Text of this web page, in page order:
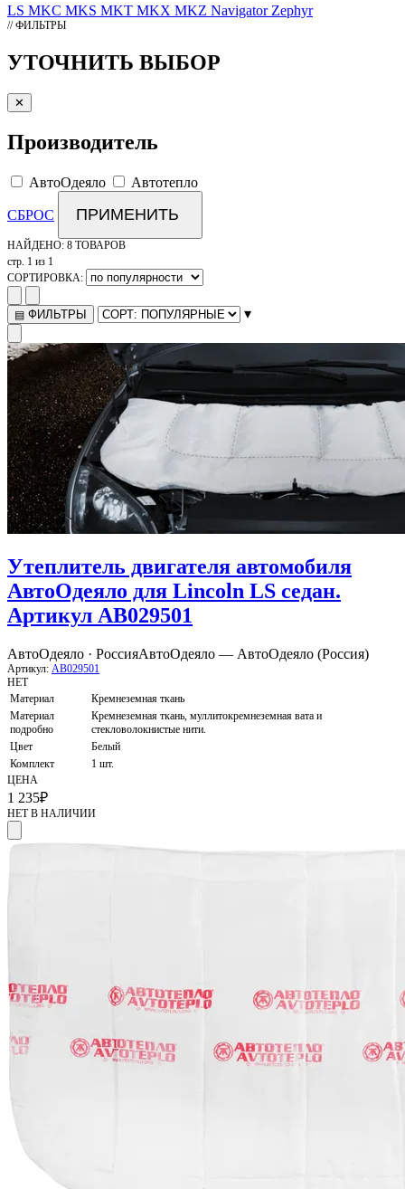
LS MKC MKS MKT MKX MKZ Navigator Zephyr
// ФИЛЬТРЫ
УТОЧНИТЬ ВЫБОР
✕
Производитель
АвтоОдеяло Автотепло
СБРОС ПРИМЕНИТЬ
НАЙДЕНО: 8 ТОВАРОВ
стр. 1 из 1
СОРТИРОВКА:
▤ ФИЛЬТРЫ ▾
Утеплитель двигателя автомобиля
АвтоОдеяло для Lincoln LS седан.
Артикул AB029501
АвтоОдеяло · РоссияАвтоОдеяло — АвтоОдеяло (Россия)
Артикул: AB029501
НЕТ
Материал
Кремнеземная ткань
Материал
подробно
Кремнеземная ткань, муллитокремнеземная вата и
стекловолокнистые нити.
Цвет
Белый
Комплект
1 шт.
ЦЕНА
1 235₽
НЕТ В НАЛИЧИИ